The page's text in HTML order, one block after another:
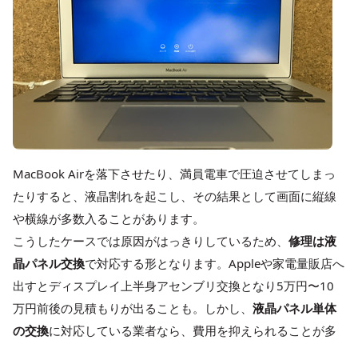
MacBook Airを落下させたり、満員電車で圧迫させてしまっ
たりすると、液晶割れを起こし、その結果として画面に縦線
や横線が多数入ることがあります。
こうしたケースでは原因がはっきりしているため、 修理は液
晶パネル交換で対応する形となります。Appleや家電量販店へ
出すとディスプレイ上半身アセンブリ交換となり5万円〜10
万円前後の見積もりが出ることも。しかし、 液晶パネル単体
の交換に対応している業者なら、費用を抑えられることが多